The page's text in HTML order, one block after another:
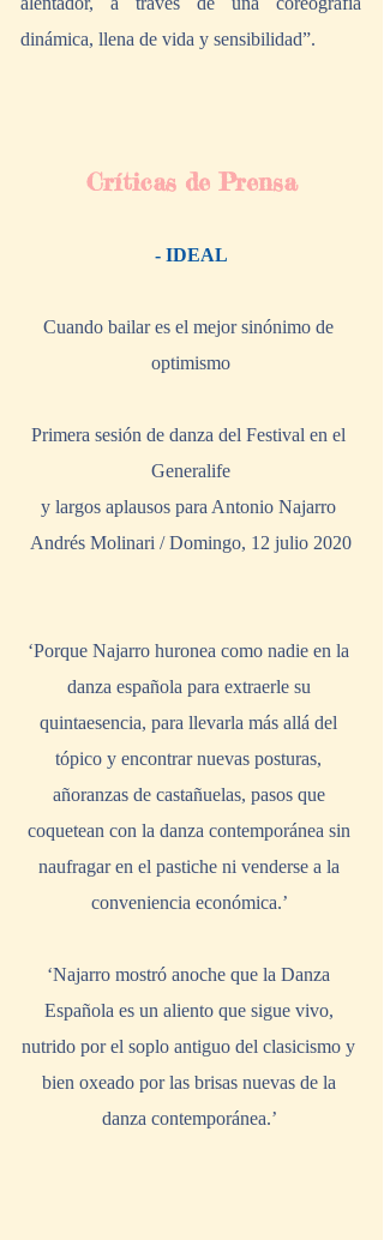
dinámica, llena de vida y sensibilidad”.
Críticas de Prensa
- IDEAL
Cuando bailar es el mejor sinónimo de
optimismo
Primera sesión de danza del Festival en el
Generalife
y largos aplausos para Antonio Najarro
Andrés Molinari / Domingo, 12 julio 2020
‘Porque Najarro huronea como nadie en la
danza española para extraerle su
quintaesencia, para llevarla más allá del
tópico y encontrar nuevas posturas,
añoranzas de castañuelas, pasos que
coquetean con la danza contemporánea sin
naufragar en el pastiche ni venderse a la
conveniencia económica.’
‘Najarro mostró anoche que la Danza
Española es un aliento que sigue vivo,
nutrido por el soplo antiguo del clasicismo y
bien oxeado por las brisas nuevas de la
danza contemporánea.’